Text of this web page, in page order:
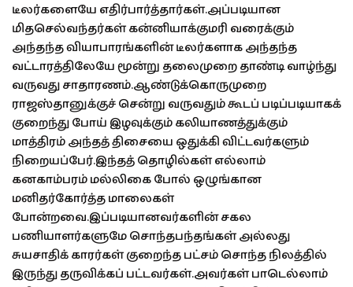
டீலர்களையே எதிர்பார்த்தார்கள்.அப்படியான
மிதசெல்வந்தர்கள் கன்னியாக்குமரி வரைக்கும்
அந்தந்த வியாபாரங்களின் டீலர்களாக அந்தந்த
வட்டாரத்திலேயே மூன்று தலைமுறை தாண்டி வாழ்ந்து
வருவது சாதாரணம்.ஆண்டுக்கொருமுறை
ராஜஸ்தானுக்குச் சென்று வருவதும் கூடப் படிப்படியாகக்
குறைந்து போய் இழவுக்கும் கலியாணத்துக்கும்
மாத்திரம் அந்தத் திசையை ஒதுக்கி விட்டவர்களும்
நிறையப்பேர்.இந்தத் தொழில்கள் எல்லாம்
கனகாம்பரம் மல்லிகை போல் ஒழுங்கான
மனிதர்கோர்த்த மாலைகள்
போன்றவை.இப்படியானவர்களின் சகல
பணியாளர்களுமே சொந்தபந்தங்கள் அல்லது
சுயசாதிக் காரர்கள் குறைந்த பட்சம் சொந்த நிலத்தில்
இருந்து தருவிக்கப் பட்டவர்கள்.அவர்கள் பாடெல்லாம்